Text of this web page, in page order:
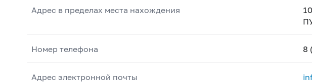
Адрес в пределах места нахождения
Номер телефона 8
Адрес электронной почты